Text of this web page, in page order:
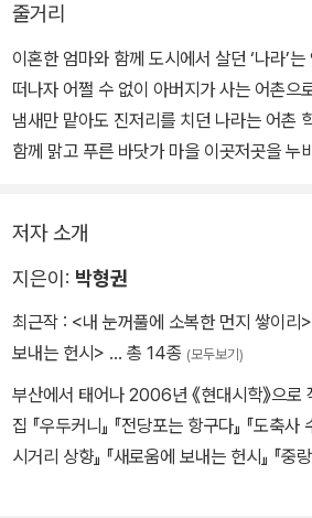
줄거리
이혼한 엄마와 함께 도시에서 살던 ‘나라’
떠나자 어쩔 수 없이 아버지가 사는 어촌으
냄새만 맡아도 진저리를 치던 나라는 어촌
함께 맑고 푸른 바닷가 마을 이곳저곳을 누
버지라는 사실이 밝혀지고, 영태는 행방불
게 영태의 유서가 도착하고 치끝머리 바위
‘길 찾기 게임’ 여정에 나선다.
저자 소개
지은이: 박형권
최근작 : <내 눈꺼풀에 소복한 먼지 쌓이리>
보내는 헌시> … 총 14종 (모두보기)
부산에서 태어나 2006년 《현대시학》으로
집 『우두커니』 『전당포는 항구다』 『도축사
시거리 상향』 『새로움에 보내는 헌시』 『중